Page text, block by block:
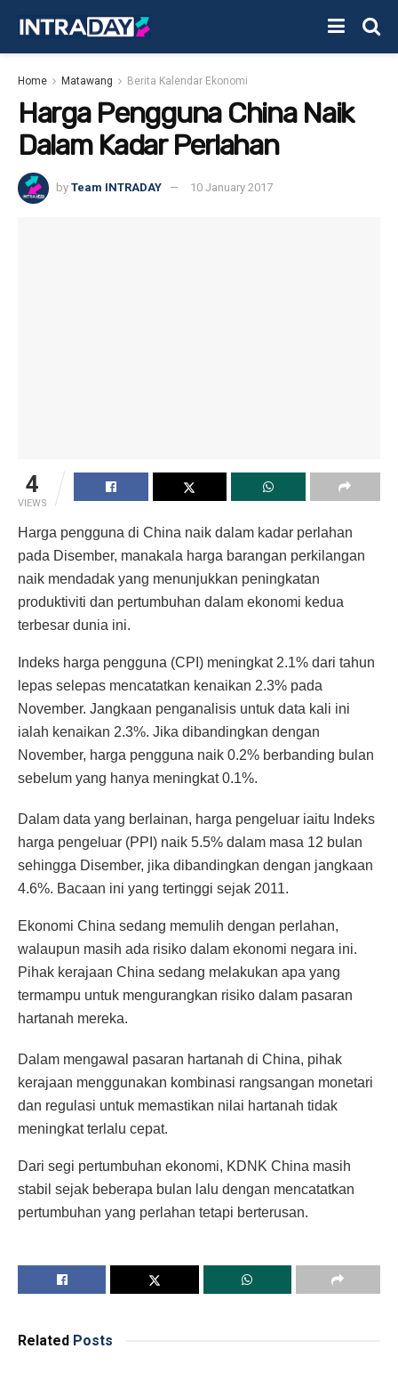
Home Matawang Berita Kalendar Ekonomi
Harga Pengguna China Naik
Dalam Kadar Perlahan
by Team INTRADAY 10 January 2017
4
VIEWS
Harga pengguna di China naik dalam kadar perlahan
pada Disember, manakala harga barangan perkilangan
naik mendadak yang menunjukkan peningkatan
produktiviti dan pertumbuhan dalam ekonomi kedua
terbesar dunia ini.
Indeks harga pengguna (CPI) meningkat 2.1% dari tahun
lepas selepas mencatatkan kenaikan 2.3% pada
November. Jangkaan penganalisis untuk data kali ini
ialah kenaikan 2.3%. Jika dibandingkan dengan
November, harga pengguna naik 0.2% berbanding bulan
sebelum yang hanya meningkat 0.1%.
Dalam data yang berlainan, harga pengeluar iaitu Indeks
harga pengeluar (PPI) naik 5.5% dalam masa 12 bulan
sehingga Disember, jika dibandingkan dengan jangkaan
4.6%. Bacaan ini yang tertinggi sejak 2011.
Ekonomi China sedang memulih dengan perlahan,
walaupun masih ada risiko dalam ekonomi negara ini.
Pihak kerajaan China sedang melakukan apa yang
termampu untuk mengurangkan risiko dalam pasaran
hartanah mereka.
Dalam mengawal pasaran hartanah di China, pihak
kerajaan menggunakan kombinasi rangsangan monetari
dan regulasi untuk memastikan nilai hartanah tidak
meningkat terlalu cepat.
Dari segi pertumbuhan ekonomi, KDNK China masih
stabil sejak beberapa bulan lalu dengan mencatatkan
pertumbuhan yang perlahan tetapi berterusan.
Related Posts